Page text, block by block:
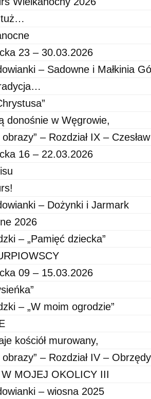
tuż…
23 – 30.03.2026
– Sadowne i Małkinia
donośnie w Węgrowie,
– Rozdział IX –
16 – 22.03.2026
– Dożynki i Jarmark
2026
– „Pamięć dziecka”
09 – 15.03.2026
– „W moim ogrodzie”
kościół murowany,
– Rozdział IV –
MOJEJ OKOLICY III
– wiosna 2025